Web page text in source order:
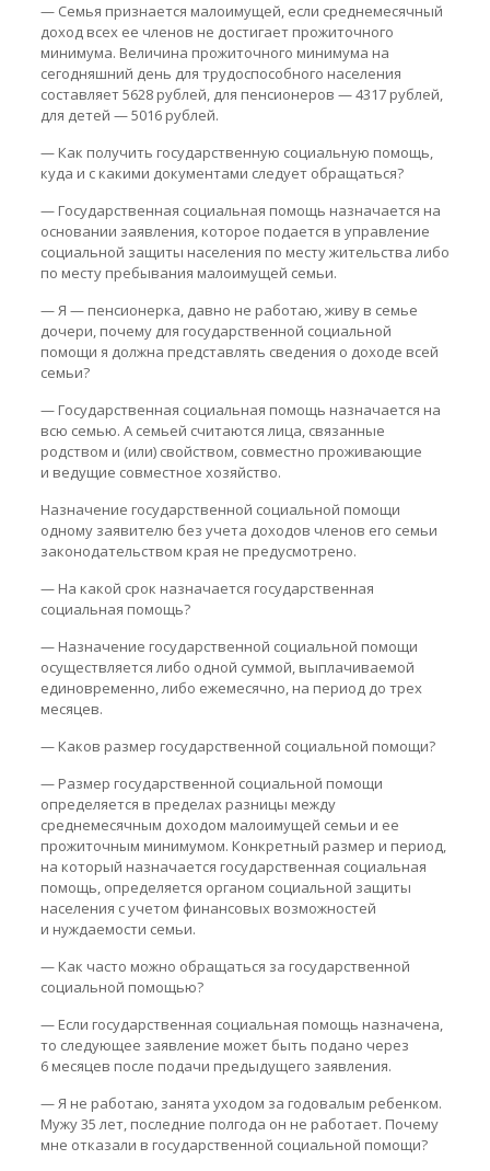
— Семья признается малоимущей, если среднемесячный
доход всех ее членов не достигает прожиточного
минимума. Величина прожиточного минимума на
сегодняшний день для трудоспособного населения
составляет 5628 рублей, для пенсионеров — 4317 рублей,
для детей — 5016 рублей.
— Как получить государственную социальную помощь,
куда и с какими документами следует обращаться?
— Государственная социальная помощь назначается на
основании заявления, которое подается в управление
социальной защиты населения по месту жительства либо
по месту пребывания малоимущей семьи.
— Я — пенсионерка, давно не работаю, живу в семье
дочери, почему для государственной социальной
помощи я должна представлять сведения о доходе всей
семьи?
— Государственная социальная помощь назначается на
всю семью. А семьей считаются лица, связанные
родством и (или) свойством, совместно проживающие
и ведущие совместное хозяйство.
Назначение государственной социальной помощи
одному заявителю без учета доходов членов его семьи
законодательством края не предусмотрено.
— На какой срок назначается государственная
социальная помощь?
— Назначение государственной социальной помощи
осуществляется либо одной суммой, выплачиваемой
единовременно, либо ежемесячно, на период до трех
месяцев.
— Каков размер государственной социальной помощи?
— Размер государственной социальной помощи
определяется в пределах разницы между
среднемесячным доходом малоимущей семьи и ее
прожиточным минимумом. Конкретный размер и период,
на который назначается государственная социальная
помощь, определяется органом социальной защиты
населения с учетом финансовых возможностей
и нуждаемости семьи.
— Как часто можно обращаться за государственной
социальной помощью?
— Если государственная социальная помощь назначена,
то следующее заявление может быть подано через
6 месяцев после подачи предыдущего заявления.
— Я не работаю, занята уходом за годовалым ребенком.
Мужу 35 лет, последние полгода он не работает. Почему
мне отказали в государственной социальной помощи?